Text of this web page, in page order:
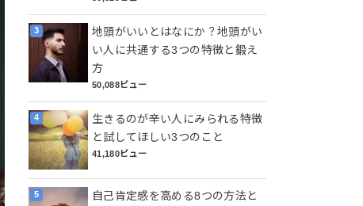
地頭がいいとはなにか？地頭がい
い人に共通する3つの特徴と鍛え
方
50,088ビュー
生きるのが辛い人にみられる特徴
と試してほしい3つのこと
41,180ビュー
自己肯定感を高める8つの方法と